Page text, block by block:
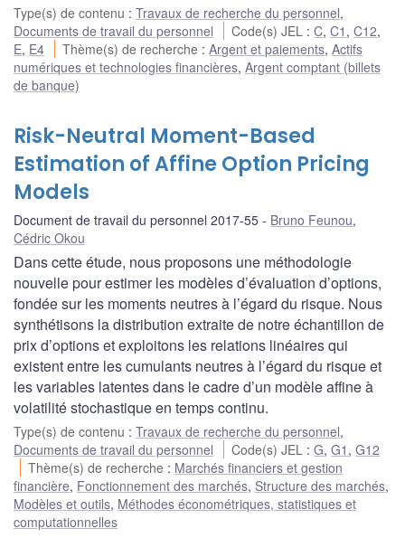
Type(s) de contenu : Travaux de recherche du personnel,
Documents de travail du personnel
Code(s) JEL :C,C1 ,C12,
E, E4 Thème(s) de recherche :Argent et paiements,Actifs
numériques et technologies financières, Argent comptant (billets
de banque)
Risk-Neutral Moment-Based
Estimation of Affine Option Pricing
Models
Document de travail du personnel 2017-55 Bruno Feunou,
Cédric Okou
Dans cette étude, nous proposons une méthodologie
nouvelle pour estimer les modèles d’évaluation d’options,
fondée sur les moments neutres à l’égard du risque. Nous
synthétisons la distribution extraite de notre échantillon de
prix d’options et exploitons les relations linéaires qui
existent entre les cumulants neutres à l’égard du risque et
les variables latentes dans le cadre d’un modèle affine à
volatilité stochastique en temps continu.
Type(s) de contenu : Travaux de recherche du personnel,
Documents de travail du personnel
Code(s) JEL :G,G1 ,G12
Thème(s) de recherche : Marchés financiers et gestion
financière, Fonctionnement des marchés, Structure des marchés,
Modèles et outils, Méthodes économétriques, statistiques et
computationnelles